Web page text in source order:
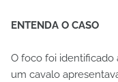
ENTENDA O CASO
O foco foi
um cavalo